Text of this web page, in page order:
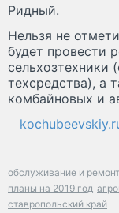
Ридный.
Нельзя не
будет провести
сельхозтехники
техсредства), а
комбайновых и
обслуживание и
планы на 2019 год
ставропольский край